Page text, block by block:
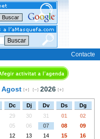
Buscar
Contacte
Agost 2026
Dc Dj Dv Ds
Dg
29 30 31 01
02
05 06 07 08
09
12 13 14 15
16